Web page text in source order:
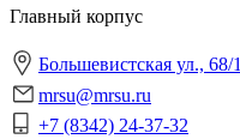
Главный корпус
Большевистская ул., 68/1
mrsu@mrsu.ru
+7 (8342) 24-37-32